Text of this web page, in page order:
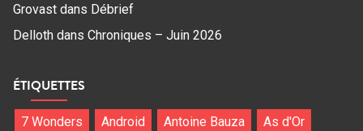
Grovast dans Débrief
Delloth dans Chroniques – Juin 2026
ÉTIQUETTES
7 Wonders Android Antoine Bauza
As d'Or